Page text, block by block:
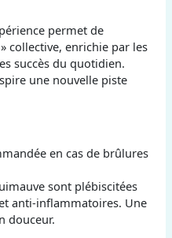
permet de
collective, enrichie par les
succès du quotidien.
une nouvelle piste
en cas de brûlures
sont plébiscitées
anti-inflammatoires. Une
douceur.